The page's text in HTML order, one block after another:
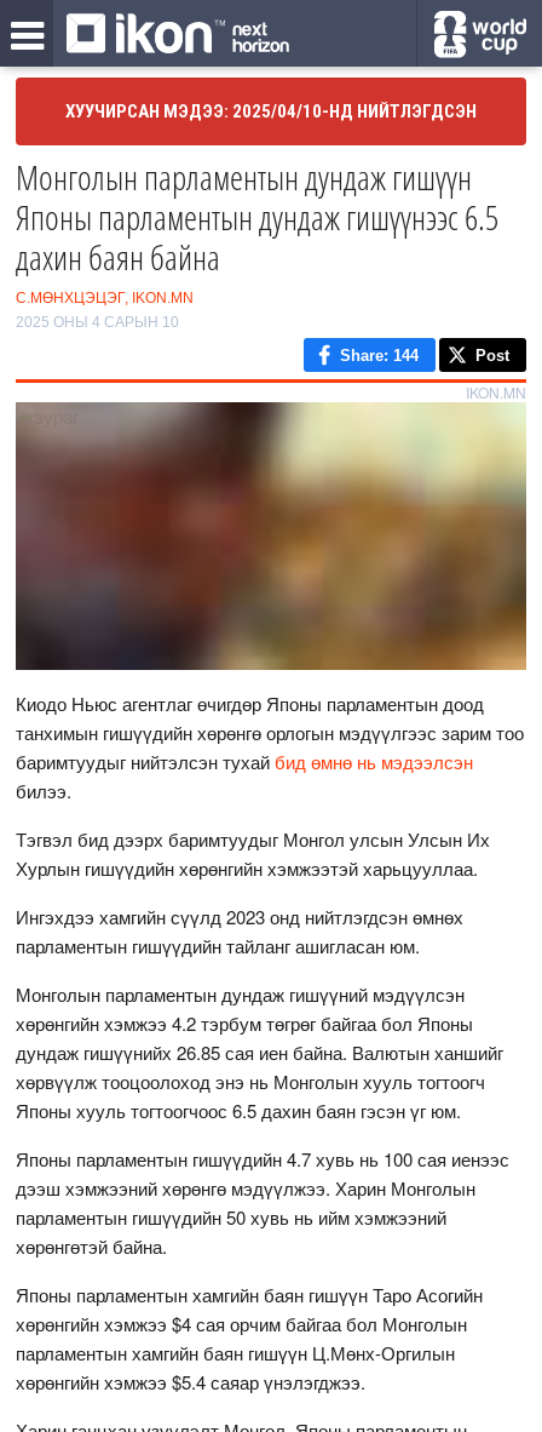
ХУУЧИРСАН МЭДЭЭ: 2025/04/10-НД НИЙТЛЭГДСЭН
Монголын парламентын дундаж гишүүн
Японы парламентын дундаж гишүүнээс 6.5
дахин баян байна
С.МӨНХЦЭЦЭГ, IKON.MN
2025 ОНЫ 4 САРЫН 10
Share: 144 Post
IKON.MN
Киодо Ньюс агентлаг өчигдөр Японы парламентын доод
танхимын гишүүдийн хөрөнгө орлогын мэдүүлгээс зарим тоо
баримтуудыг нийтэлсэн тухайбид өмнө нь мэдээлсэн
билээ.
Тэгвэл бид дээрх баримтуудыг Монгол улсын Улсын Их
Хурлын гишүүдийн хөрөнгийн хэмжээтэй харьцууллаа.
Ингэхдээ хамгийн сүүлд 2023 онд нийтлэгдсэн өмнөх
парламентын гишүүдийн тайланг ашигласан юм.
Монголын парламентын дундаж гишүүний мэдүүлсэн
хөрөнгийн хэмжээ 4.2 тэрбум төгрөг байгаа бол Японы
дундаж гишүүнийх 26.85 сая иен байна. Валютын ханшийг
хөрвүүлж тооцоолоход энэ нь Монголын хууль тогтоогч
Японы хууль тогтоогчоос 6.5 дахин баян гэсэн үг юм.
Японы парламентын гишүүдийн 4.7 хувь нь 100 сая иенээс
дээш хэмжээний хөрөнгө мэдүүлжээ. Харин Монголын
парламентын гишүүдийн 50 хувь нь ийм хэмжээний
хөрөнгөтэй байна.
Японы парламентын хамгийн баян гишүүн Таро Асогийн
хөрөнгийн хэмжээ $4 сая орчим байгаа бол Монголын
парламентын хамгийн баян гишүүн Ц.Мөнх-Оргилын
хөрөнгийн хэмжээ $5.4 саяар үнэлэгджээ.